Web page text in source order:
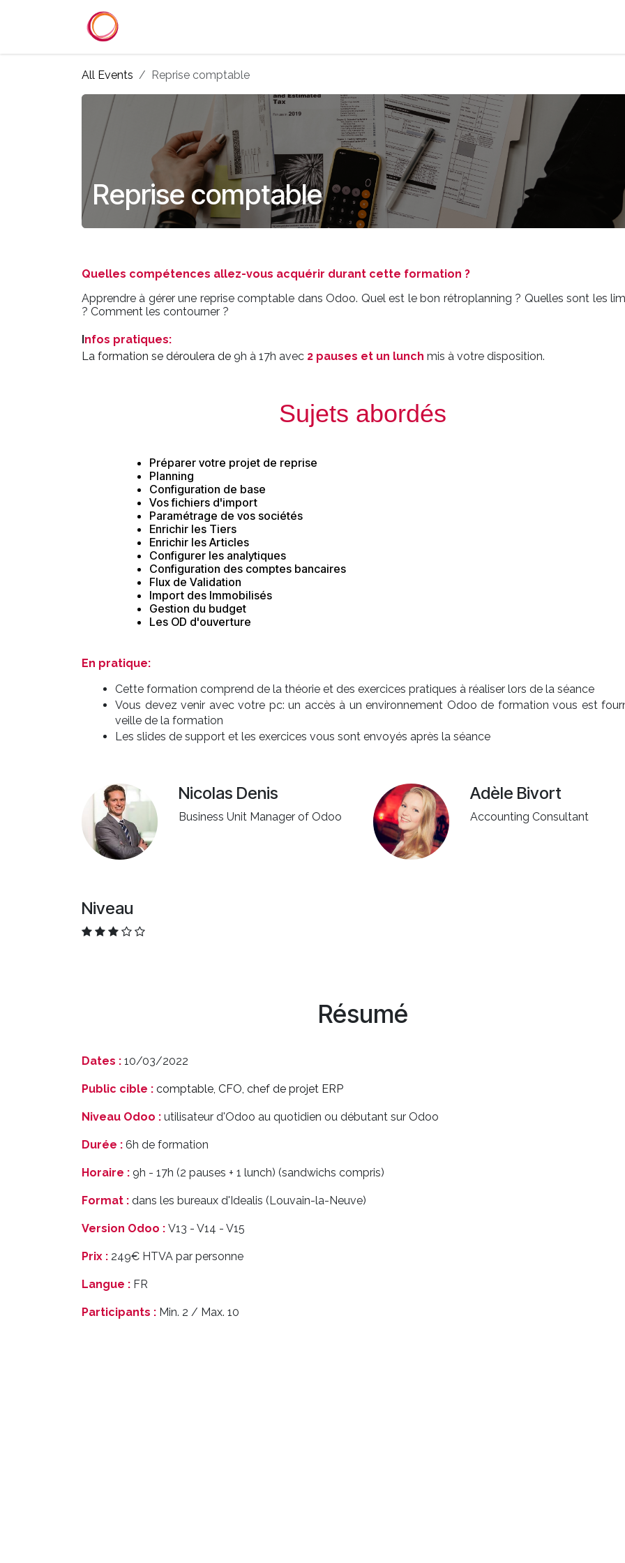
All Events Reprise comptable
Reprise comptable
Quelles compétences allez-vous acquérir durant cette formation ?
Apprendre à gérer une reprise comptable dans Odoo. Quel est le bon rétroplanning ? Quelles sont les
? Comment les contourner ?
Infos pratiques:
La formation se déroulera de 9h à 17h avec 2 pauses et un lunch mis à votre disposition.
Sujets abordés
Préparer votre projet de reprise
Planning
Configuration de base
Vos fichiers d'import
Paramétrage de vos sociétés
Enrichir les Tiers
Enrichir les Articles
Configurer les analytiques
Configuration des comptes bancaires
Flux de Validation
Import des Immobilisés
Gestion du budget
Les OD d'ouverture
En pratique:
Cette formation comprend de la théorie et des exercices pratiques à réaliser lors de la séance
Vous devez venir avec votre pc: un accès à un environnement Odoo de formation vous est
veille de la formation
Les slides de support et les exercices vous sont envoyés après la séance
Nicolas Denis
Business Unit Manager of Odoo
Adèle Bivort
Accounting Consultant
Niveau
Résumé
Dates : 10/03/2022
Public cible : comptable, CFO, chef de projet ERP
Niveau Odoo : utilisateur d'Odoo au quotidien ou débutant sur Odoo
Durée : 6h de formation
Horaire : 9h - 17h (2 pauses + 1 lunch) (sandwichs compris)
Format : dans les bureaux d'Idealis (Louvain-la-Neuve)
Version Odoo : V13 - V14 - V15
Prix : 249€ HTVA par personne
Langue : FR
Participants : Min. 2 / Max. 10